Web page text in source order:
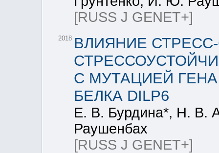
[RUSS J GENET+]
2018 ВЛИЯНИЕ
С МУТАЦИЕЙ
БЕЛКА DILP6
Е. В. Бурдина*, Н. В.
Раушенбах
[RUSS J GENET+]